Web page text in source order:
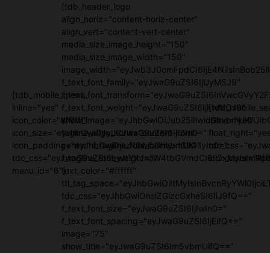
[tdb_mobile_menu
inline="yes"
icon_color="#ffffff"
icon_size="eyJhbGwiOjIyLCJwaG9uZSI6IjI3In0="
icon_padding="eyJhbGwiOjIuNSwicGhvbmUiOiIyIn0="
menu_id="6"]
[tdb_header_logo
align_horiz="content-horiz-center"
align_vert="content-vert-center"
media_size_image_height="150"
media_size_image_width="150"
f_text_font_family="eyJwaG9uZSI6IjUyMSJ9"
f_text_font_weight="eyJwaG9uZSI6IjkwMCJ9"
tagline_align_horiz="content-horiz-
center" f_tagline_font_family="394"
f_tagline_font_weight=""
text_color="#ffffff"
tdc_css="eyJhbGwiOnsiZGlzcGxheSI6IiJ9fQ=="
f_text_font_size="eyJwaG9uZSI6IjIwIn0="
f_text_font_spacing="eyJwaG9uZSI6IjEifQ=="
image="75"
show_title="eyJwaG9uZSI6Im5vbmUifQ=="
inline="yes"